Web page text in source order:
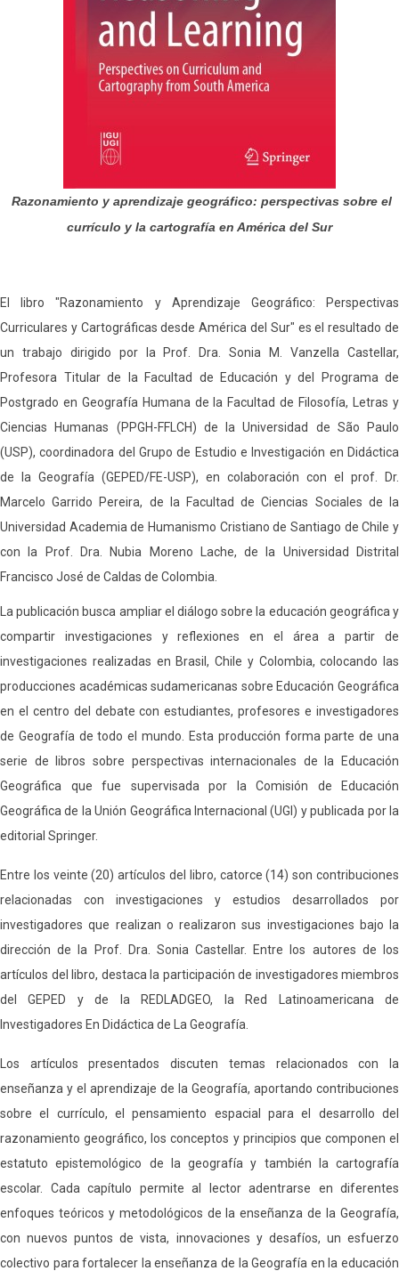
Razonamiento y aprendizaje geográfico: perspectivas sobre el
currículo y la cartografía en América del Sur
El libro "Razonamiento y Aprendizaje Geográfico: Perspectivas
Curriculares y Cartográficas desde América del Sur" es el resultado de
un trabajo dirigido por la Prof. Dra. Sonia M. Vanzella Castellar,
Profesora Titular de la Facultad de Educación y del Programa de
Postgrado en Geografía Humana de la Facultad de Filosofía, Letras y
Ciencias Humanas (PPGH-FFLCH) de la Universidad de São Paulo
(USP), coordinadora del Grupo de Estudio e Investigación en Didáctica
de la Geografía (GEPED/FE-USP), en colaboración con el prof. Dr.
Marcelo Garrido Pereira, de la Facultad de Ciencias Sociales de la
Universidad Academia de Humanismo Cristiano de Santiago de Chile y
con la Prof. Dra. Nubia Moreno Lache, de la Universidad Distrital
Francisco José de Caldas de Colombia.
La publicación busca ampliar el diálogo sobre la educación geográfica y
compartir investigaciones y reflexiones en el área a partir de
investigaciones realizadas en Brasil, Chile y Colombia, colocando las
producciones académicas sudamericanas sobre Educación Geográfica
en el centro del debate con estudiantes, profesores e investigadores
de Geografía de todo el mundo. Esta producción forma parte de una
serie de libros sobre perspectivas internacionales de la Educación
Geográfica que fue supervisada por la Comisión de Educación
Geográfica de la Unión Geográfica Internacional (UGI) y publicada por la
editorial Springer.
Entre los veinte (20) artículos del libro, catorce (14) son contribuciones
relacionadas con investigaciones y estudios desarrollados por
investigadores que realizan o realizaron sus investigaciones bajo la
dirección de la Prof. Dra. Sonia Castellar. Entre los autores de los
artículos del libro, destaca la participación de investigadores miembros
del GEPED y de la REDLADGEO, la Red Latinoamericana de
Investigadores En Didáctica de La Geografía.
Los artículos presentados discuten temas relacionados con la
enseñanza y el aprendizaje de la Geografía, aportando contribuciones
sobre el currículo, el pensamiento espacial para el desarrollo del
razonamiento geográfico, los conceptos y principios que componen el
estatuto epistemológico de la geografía y también la cartografía
escolar. Cada capítulo permite al lector adentrarse en diferentes
enfoques teóricos y metodológicos de la enseñanza de la Geografía,
con nuevos puntos de vista, innovaciones y desafíos, un esfuerzo
colectivo para fortalecer la enseñanza de la Geografía en la educación